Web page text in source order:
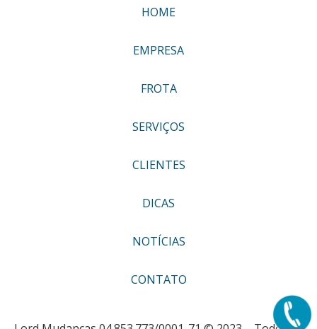
HOME
EMPRESA
FROTA
SERVIÇOS
CLIENTES
DICAS
NOTÍCIAS
CONTATO